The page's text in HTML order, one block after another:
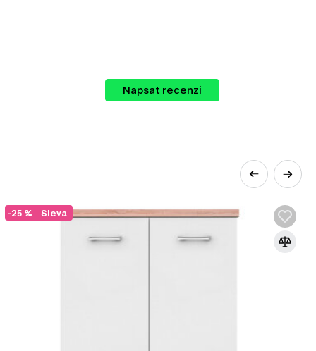
nábytku, který můžete kombinovat
Napsat recenzi
Sleva
-25 %